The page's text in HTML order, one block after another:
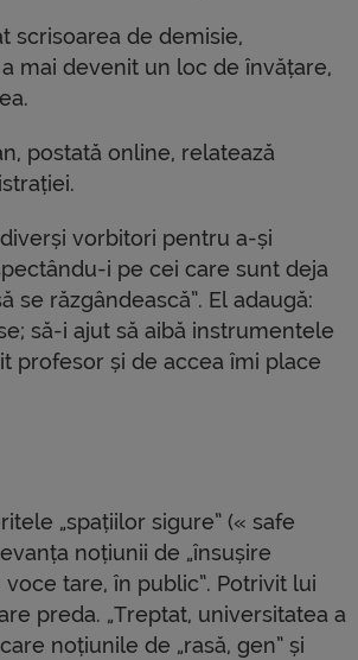
scrisoarea de demisie,
mai devenit un loc de învățare,
postată online, relatează
vorbitori pentru a-și
i pe cei care sunt deja
răzgândească”. El adaugă:
să-i ajut să aibă instrumentele
profesor și de accea îmi place
„spațiilor sigure” (« safe
noțiunii de „însușire
tare, în public”. Potrivit lui
preda. „Treptat, universitatea a
noțiunile de „rasă, gen” și